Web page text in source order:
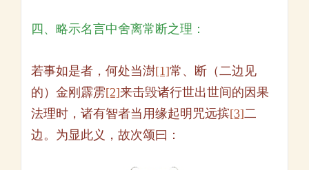
四、略示名言中舍离常断之理：
若事如是者，何处当澍[1]常、断（二边见
的）金刚霹雳[2]来击毁诸行世出世间的因果
法理时，诸有智者当用缘起明咒远摈[3]二
边。为显此义，故次颂曰：